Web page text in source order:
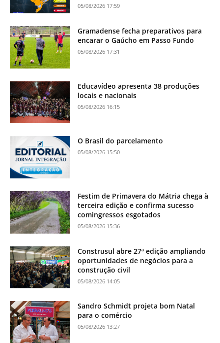
05/08/2026 17:59
Gramadense fecha preparativos para
encarar o Gaúcho em Passo Fundo
05/08/2026 17:31
Educavídeo apresenta 38 produções
locais e nacionais
05/08/2026 16:15
O Brasil do parcelamento
05/08/2026 15:50
Festim de Primavera do Mátria chega à
terceira edição e confirma sucesso
comingressos esgotados
05/08/2026 15:36
Construsul abre 27ª edição ampliando
oportunidades de negócios para a
construção civil
05/08/2026 14:05
Sandro Schmidt projeta bom Natal
para o comércio
05/08/2026 13:27